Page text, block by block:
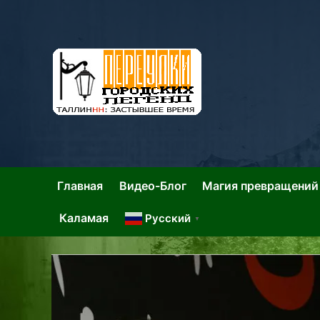
Главная Видео-Блог Магия превращений
Каламая Русский ▼